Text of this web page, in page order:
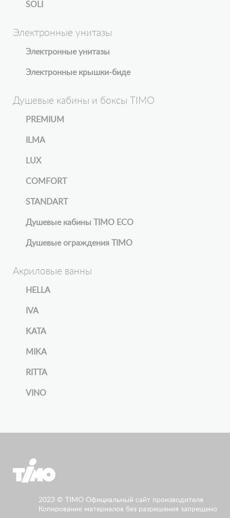
SOLI
Электронные унитазы
Электронные унитазы
Электронные крышки-биде
Душевые кабины и боксы TIMO
PREMIUM
ILMA
LUX
COMFORT
STANDART
Душевые кабины TIMO ECO
Душевые ограждения TIMO
Акриловые ванны
HELLA
IVA
KATA
MIKA
RITTA
VINO
2023 © TIMO Официальный сайт производителя
Копирование материалов без разрешения запрещено